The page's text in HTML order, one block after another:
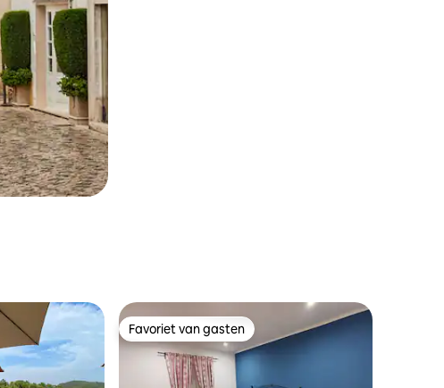
Favoriet van gasten
Favoriet van gasten